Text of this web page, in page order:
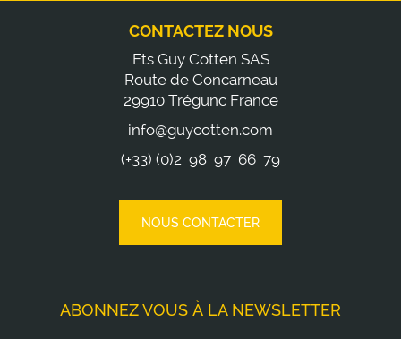
CONTACTEZ NOUS
Ets Guy Cotten SAS
Route de Concarneau
29910 Trégunc France
info@guycotten.com
(+33) (0)2 98 97 66 79
NOUS CONTACTER
ABONNEZ VOUS À LA NEWSLETTER